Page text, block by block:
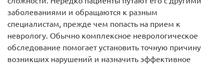
заболеваниями и обращаются к разным
специалистам, прежде чем попасть на прием к
неврологу. Обычно комплексное неврологическое
обследование помогает установить точную причину
возникших нарушений и назначить эффективное